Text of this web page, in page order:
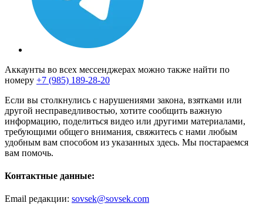
Аккаунты во всех мессенджерах можно также найти по
номеру +7 (985) 189-28-20
Если вы столкнулись с нарушениями закона, взятками или
другой несправедливостью, хотите сообщить важную
информацию, поделиться видео или другими материалами,
требующими общего внимания, свяжитесь с нами любым
удобным вам способом из указанных здесь. Мы постараемся
вам помочь.
Контактные данные:
Email редакции: sovsek@sovsek.com